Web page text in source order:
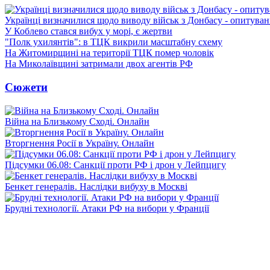
Українці визначилися щодо виводу військ з Донбасу -
У Коблево стався вибух у морі, є жертви
"Полк ухилянтів": в ТЦК викрили масштабну схему
На Житомирщині на території ТЦК помер чоловік
На Миколаївщині затримали двох агентів РФ
Сюжети
Війна на Близькому Сході. Онлайн
Вторгнення Росії в Україну. Онлайн
Підсумки 06.08: Санкції проти РФ і дрон у Лейпцигу
Бенкет генералів. Наслідки вибуху в Москві
Брудні технології. Атаки РФ на вибори у Франції